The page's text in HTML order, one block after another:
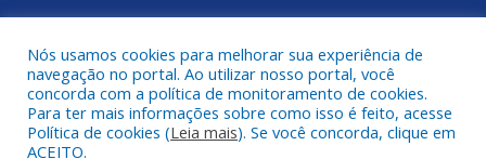
Todos os direitos reservados a Câmara Municipal de Portel.
Nós usamos cookies para melhorar sua experiência de
navegação no portal. Ao utilizar nosso portal, você
concorda com a política de monitoramento de cookies.
Para ter mais informações sobre como isso é feito, acesse
Política de cookies (Leia mais). Se você concorda, clique em
ACEITO.